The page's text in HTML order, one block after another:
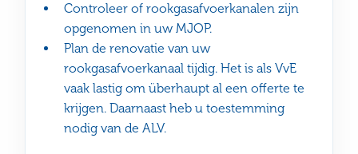
Controleer of rookgasafvoerkanalen zijn
opgenomen in uw MJOP.
Plan de renovatie van uw
rookgasafvoerkanaal tijdig. Het is als VvE
vaak lastig om überhaupt al een offerte te
krijgen. Daarnaast heb u toestemming
nodig van de ALV.